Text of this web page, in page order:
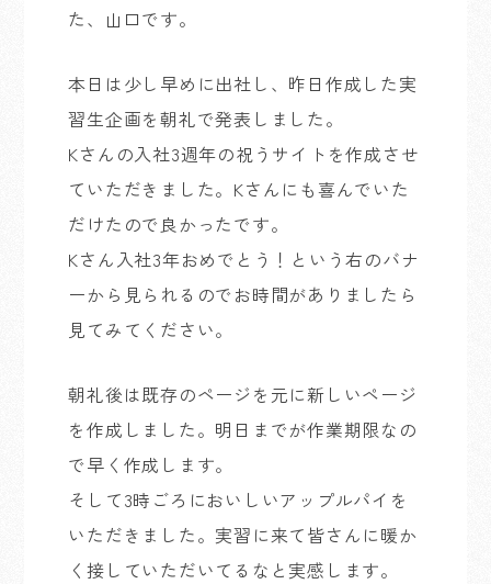
た、山口です。
本日は少し早めに出社し、昨日作成した実
習生企画を朝礼で発表しました。
Kさんの入社3週年の祝うサイトを作成させ
ていただきました。Kさんにも喜んでいた
だけたので良かったです。
Kさん入社3年おめでとう！という右のバナ
ーから見られるのでお時間がありましたら
見てみてください。
朝礼後は既存のページを元に新しいページ
を作成しました。明日までが作業期限なの
で早く作成します。
そして3時ごろにおいしいアップルパイを
いただきました。実習に来て皆さんに暖か
く接していただいてるなと実感します。